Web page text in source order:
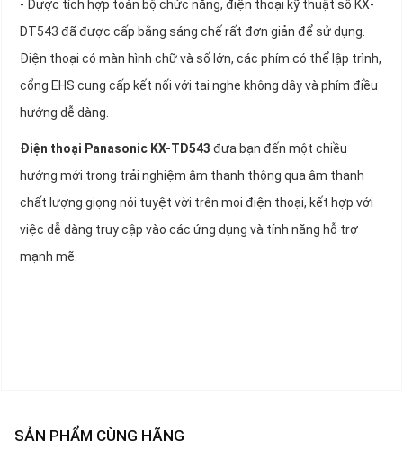
- Được tích hợp toàn bộ chức năng, điện thoại kỹ thuật số KX-
DT543 đã được cấp bằng sáng chế rất đơn giản để sử dụng.
Điện thoại có màn hình chữ và số lớn, các phím có thể lập trình,
cổng EHS cung cấp kết nối với tai nghe không dây và phím điều
hướng dễ dàng.
Điện thoại Panasonic KX-TD543 đưa bạn đến một chiều
hướng mới trong trải nghiệm âm thanh thông qua âm thanh
chất lượng giọng nói tuyệt vời trên mọi điện thoại, kết hợp với
việc dễ dàng truy cập vào các ứng dụng và tính năng hỗ trợ
mạnh mẽ.
SẢN PHẨM CÙNG HÃNG